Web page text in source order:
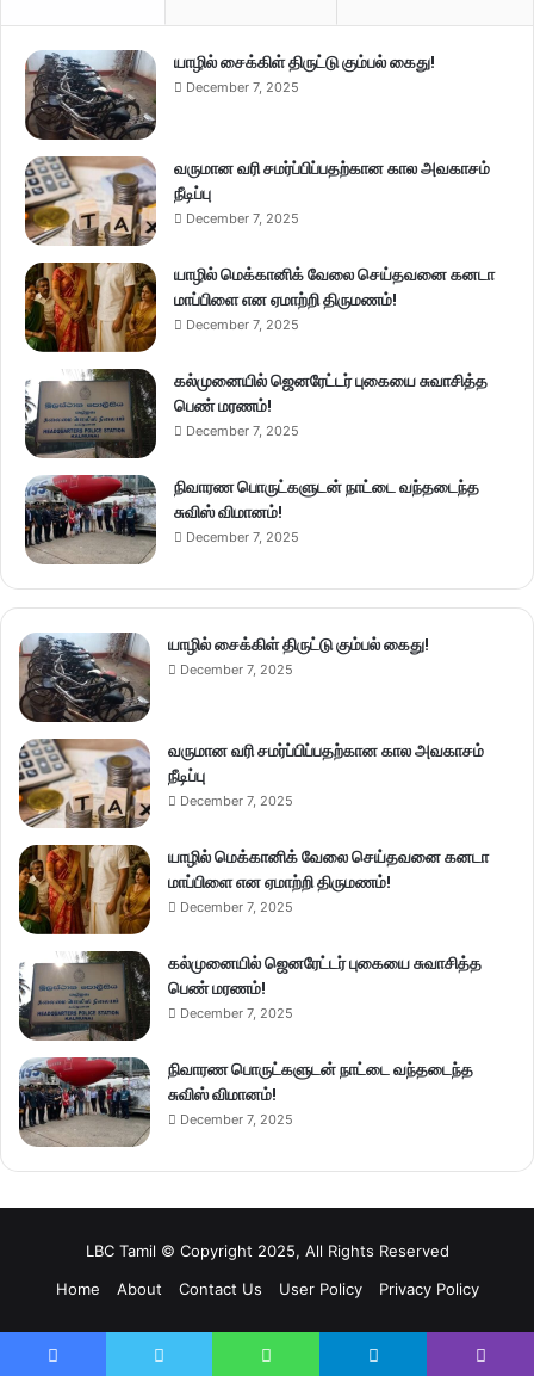
யாழில் சைக்கிள் திருட்டு கும்பல் கைது!
December 7, 2025
வருமான வரி சமர்ப்பிப்பதற்கான கால அவகாசம்
நீடிப்பு
December 7, 2025
யாழில் மெக்கானிக் வேலை செய்தவனை கனடா
மாப்பிளை என ஏமாற்றி திருமணம்!
December 7, 2025
கல்முனையில் ஜெனரேட்டர் புகையை சுவாசித்த
பெண் மரணம்!
December 7, 2025
நிவாரண பொருட்களுடன் நாட்டை வந்தடைந்த
சுவிஸ் விமானம்!
December 7, 2025
யாழில் சைக்கிள் திருட்டு கும்பல் கைது!
December 7, 2025
வருமான வரி சமர்ப்பிப்பதற்கான கால அவகாசம்
நீடிப்பு
December 7, 2025
யாழில் மெக்கானிக் வேலை செய்தவனை கனடா
மாப்பிளை என ஏமாற்றி திருமணம்!
December 7, 2025
கல்முனையில் ஜெனரேட்டர் புகையை சுவாசித்த
பெண் மரணம்!
December 7, 2025
நிவாரண பொருட்களுடன் நாட்டை வந்தடைந்த
சுவிஸ் விமானம்!
December 7, 2025
LBC Tamil © Copyright 2025, All Rights Reserved
Home
About Contact Us User Policy Privacy Policy